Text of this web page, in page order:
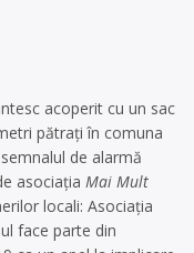
acoperit cu un sac
pătrați în comuna
de alarmă
asociația Mai Mult
locali: Asociația
face parte din